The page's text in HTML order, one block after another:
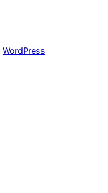
WordPress